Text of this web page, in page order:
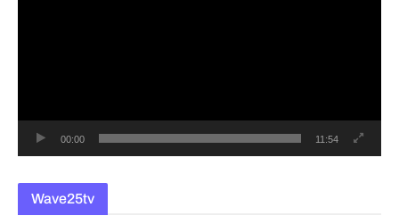
00:00 11:54
Wave25tv